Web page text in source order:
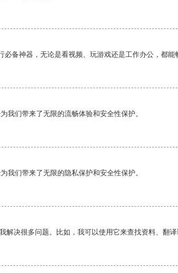
必备神器，无论是看视频、玩游戏还是工作办公，都
我们带来了无限的流畅体验和安全性保护。
我们带来了无限的隐私保护和安全性保护。
解决很多问题。比如，我可以使用它来查找资料、翻译